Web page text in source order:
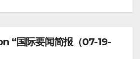
“国际要闻简报（07-19-